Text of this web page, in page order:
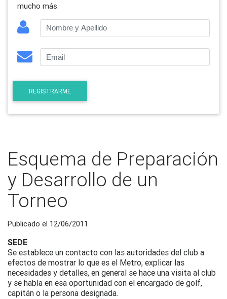
mucho más.
REGISTRARME
Esquema de Preparación
y Desarrollo de un
Torneo
Publicado el 12/06/2011
SEDE
Se establece un contacto con las autoridades del club a
efectos de mostrar lo que es el Metro, explicar las
necesidades y detalles, en general se hace una visita al club
y se habla en esa oportunidad con el encargado de golf,
capitán o la persona designada.